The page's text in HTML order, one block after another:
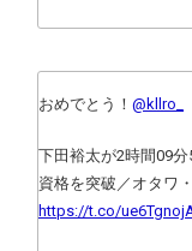
おめでとう！ @kllro_
下田裕太が2時間09
資格を突破／オタワ
https://t.co/